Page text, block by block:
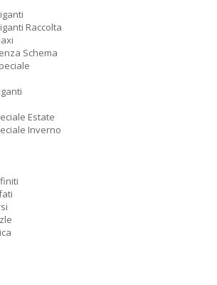
Raccolta
Schema
Estate
Inverno